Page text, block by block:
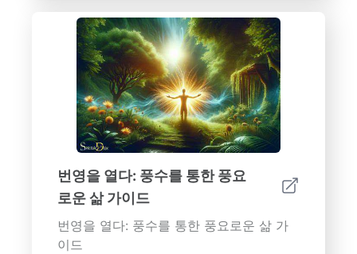
번영을 열다: 풍수를 통한 풍요
로운 삶 가이드
번영을 열다: 풍수를 통한 풍요로운 삶 가
이드